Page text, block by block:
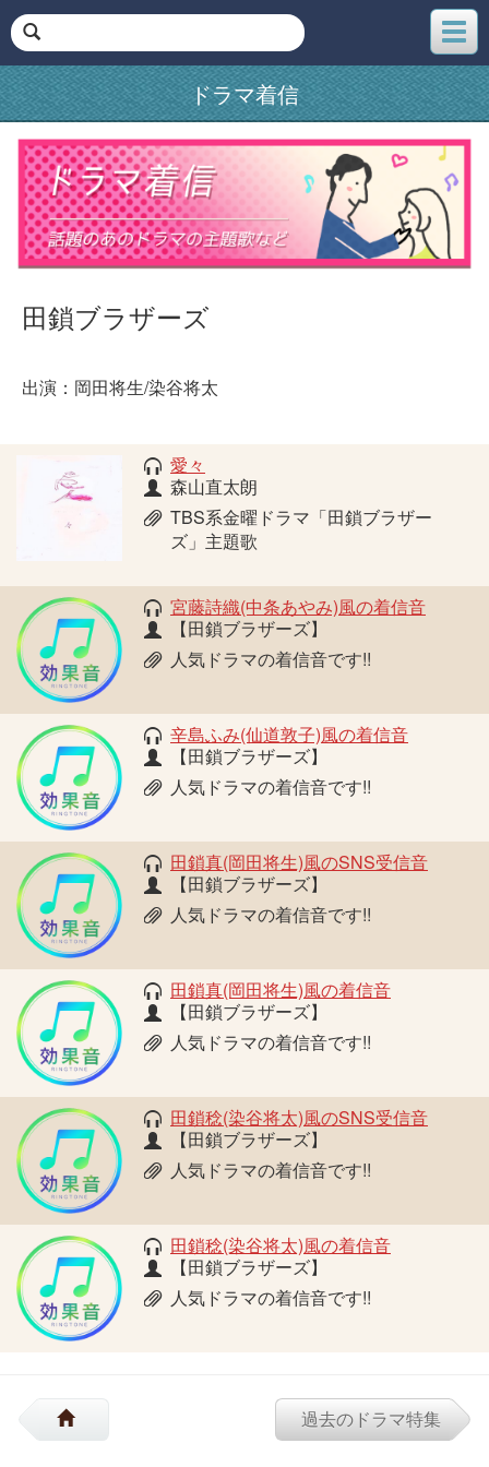
メ
ニ
ュ
ー
ドラマ着信
田鎖ブラザーズ
出演：岡田将生/染谷将太
愛々
森山直太朗
TBS系金曜ドラマ「田鎖ブラザー
ズ」主題歌
宮藤詩織(中条あやみ)風の着信音
【田鎖ブラザーズ】
人気ドラマの着信音です!!
辛島ふみ(仙道敦子)風の着信音
【田鎖ブラザーズ】
人気ドラマの着信音です!!
田鎖真(岡田将生)風のSNS受信音
【田鎖ブラザーズ】
人気ドラマの着信音です!!
田鎖真(岡田将生)風の着信音
【田鎖ブラザーズ】
人気ドラマの着信音です!!
田鎖稔(染谷将太)風のSNS受信音
【田鎖ブラザーズ】
人気ドラマの着信音です!!
田鎖稔(染谷将太)風の着信音
【田鎖ブラザーズ】
人気ドラマの着信音です!!
過去のドラマ特集